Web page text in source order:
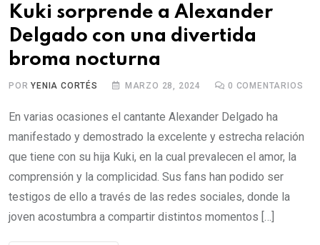
Kuki sorprende a Alexander
Delgado con una divertida
broma nocturna
PORYENIA CORTÉS MARZO 28, 2024 0 COMENTARIOS
En varias ocasiones el cantante Alexander Delgado ha
manifestado y demostrado la excelente y estrecha relación
que tiene con su hija Kuki, en la cual prevalecen el amor, la
comprensión y la complicidad. Sus fans han podido ser
testigos de ello a través de las redes sociales, donde la
joven acostumbra a compartir distintos momentos […]